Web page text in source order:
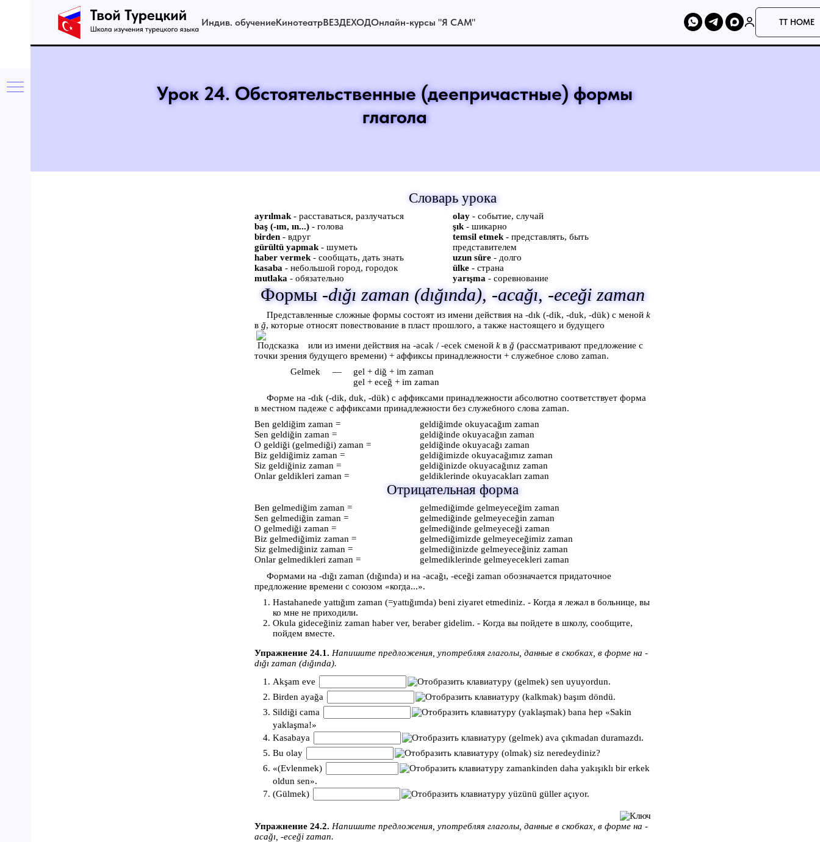
Индив. обучениеКинотеатрВЕЗДЕХОДОнлайн-курсы "Я САМ" TT HOME
Урок 24. Обстоятельственные (деепричастные) формы
глагола
Словарь урока
ayrılmak - расставаться, разлучаться
baş (-ım, ın...) - голова
birden - вдруг
gürültü yapmak - шуметь
haber vermek - сообщать, дать знать
kasaba - небольшой город, городок
mutlaka - обязательно
olay - событие, случай
şık - шикарно
temsil etmek - представлять, быть
представителем
uzun süre - долго
ülke - страна
yarışma - соревнование
Формы -dığı zaman (dığında), -acağı, -eceği zaman
Представленные сложные формы состоят из имени действия на -dık (-dik, -duk, -dük) с меной k
в ğ, которые относят повествование в пласт прошлого, а также настоящего и будущего
или из имени действия на -acak / -ecek сменой k в ğ (рассматривают предложение с
точки зрения будущего времени) + аффиксы принадлежности + служебное слово zaman.
Gelmek
—
gel + diğ + im zaman
gel + eceğ + im zaman
Форме на -dık (-dik, duk, -dük) с аффиксами принадлежности абсолютно соответствует форма
в местном падеже с аффиксами принадлежности без служебного слова zaman.
Ben geldiğim zaman =
geldiğimde okuyacağım zaman
Sen geldiğin zaman =
geldiğinde okuyacağın zaman
O geldiği (gelmediği) zaman =
geldiğinde okuyacağı zaman
Biz geldiğimiz zaman =
geldiğimizde okuyacağımız zaman
Siz geldiğiniz zaman =
geldiğinizde okuyacağınız zaman
Onlar geldikleri zaman =
geldiklerinde okuyacakları zaman
Отрицательная форма
Ben gelmediğim zaman =
gelmediğimde gelmeyeceğim zaman
Sen gelmediğin zaman =
gelmediğinde gelmeyeceğin zaman
O gelmediği zaman =
gelmediğinde gelmeyeceği zaman
Biz gelmediğimiz zaman =
gelmediğimizde gelmeyeceğimiz zaman
Siz gelmediğiniz zaman =
gelmediğinizde gelmeyeceğiniz zaman
Onlar gelmedikleri zaman =
gelmediklerinde gelmeyecekleri zaman
Формами на -dığı zaman (dığında) и на -acağı, -eceği zaman обозначается придаточное
предложение времени с союзом «когда...».
Hastahanede yattığım zaman (=yattığımda) beni ziyaret etmediniz. - Когда я лежал в больнице, вы
ко мне не приходили.
Okula gideceğiniz zaman haber ver, beraber gidelim. - Когда вы пойдете в школу, сообщите,
пойдем вместе.
Упражнение 24.1. Напишите предложения, употребляя глаголы, данные в скобках, в форме на -
dığı zaman (dığında).
Akşam eve
(gelmek) sen uyuyordun.
Birden ayağa
(kalkmak) başım döndü.
Sildiği cama
(yaklaşmak) bana hep «Sakin
yaklaşma!»
Kasabaya
(gelmek) ava çıkmadan duramazdı.
Bu olay
(olmak) siz neredeydiniz?
«(Evlenmek)
zamankinden daha yakışıklı bir erkek
oldun sen».
(Gülmek)
yüzünü güller açıyor.
Упражнение 24.2. Напишите предложения, употребляя глаголы, данные в скобках, в форме на -
acağı, -eceği zaman.